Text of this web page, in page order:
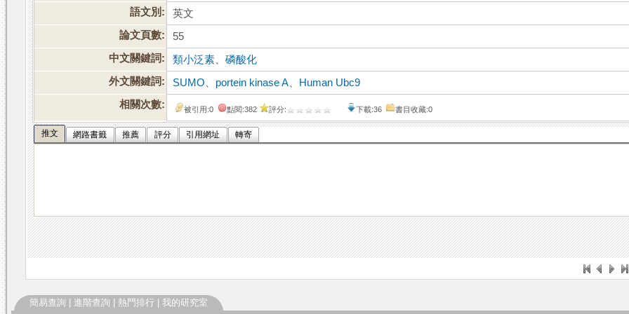
語文別:
英文
論文頁數:
55
中文關鍵詞:
類小泛素 、磷酸化
外文關鍵詞:
SUMO portein kinase A
Human Ubc9
相關次數:
被引用:0 點閱:382 評分: 下載:36 書目收藏:0
推文 網路書籤 推薦 評分 引用網址 轉寄
簡易查詢 進階查詢 熱門排行 我的研究室